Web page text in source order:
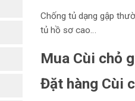
Chống tủ dạng gập
tủ hồ sơ cao…
Mua Cùi chỏ
Đặt hàng Cùi